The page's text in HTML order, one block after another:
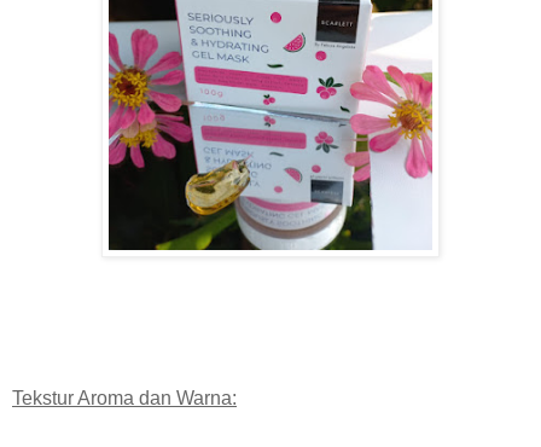
Tekstur Aroma dan Warna: